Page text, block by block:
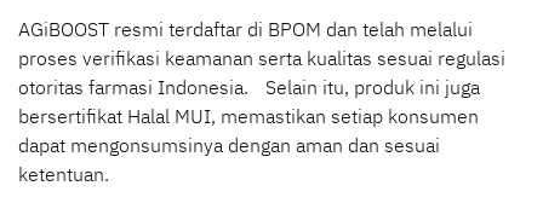
AGiBOOST resmi terdaftar di BPOM dan telah melalui
proses verifikasi keamanan serta kualitas sesuai regulasi
otoritas farmasi Indonesia. Selain itu, produk ini juga
bersertifikat Halal MUI, memastikan setiap konsumen
dapat mengonsumsinya dengan aman dan sesuai
ketentuan.